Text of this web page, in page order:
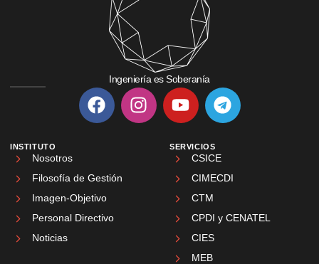
Ingeniería es Soberanía
INSTITUTO
Nosotros
Filosofía de Gestión
Imagen-Objetivo
Personal Directivo
Noticias
SERVICIOS
CSICE
CIMECDI
CTM
CPDI y CENATEL
CIES
MEB